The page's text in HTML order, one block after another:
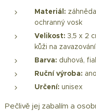
Materiál:
ochranný vosk
Velikost: 3,5 x 2
kůži na
Barva: duhová,
Ruční výroba:
Určení: unisex
Pečlivě jej zabalím a